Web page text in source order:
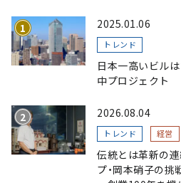
2025.01.06
トレンド
日本一高いビル
中プロジェクト
2026.08.04
トレンド 経営
伝統とは革新の
プ・岡本硝子の挑